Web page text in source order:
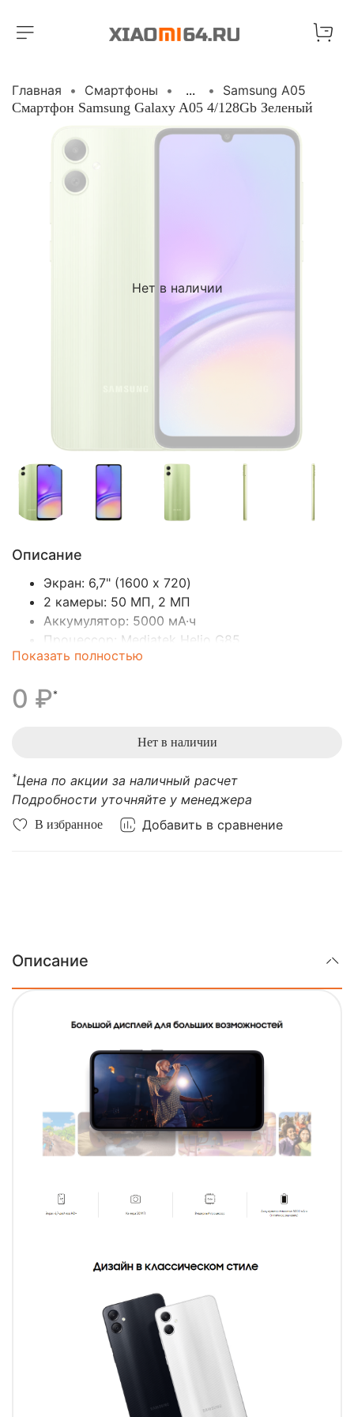
Главная Cмартфоны ...
Samsung A05
Смартфон Samsung Galaxy A05 4/128Gb Зеленый
В избранное Добавить в сравнение
Нет в наличии
Описание
Экран: 6,7" (1600 x 720)
2 камеры: 50 МП, 2 МП
Аккумулятор: 5000 мА·ч
Процессор: Mediatek Helio G85
SIM-карты: две SIM-карты (n
Беспроводные интерфейсы: Bluetooth, Wi-Fi
Показать полностью
0 ₽*
Нет в наличии
*Цена по акции за наличный расчет
Подробности уточняйте у менеджера
Описание